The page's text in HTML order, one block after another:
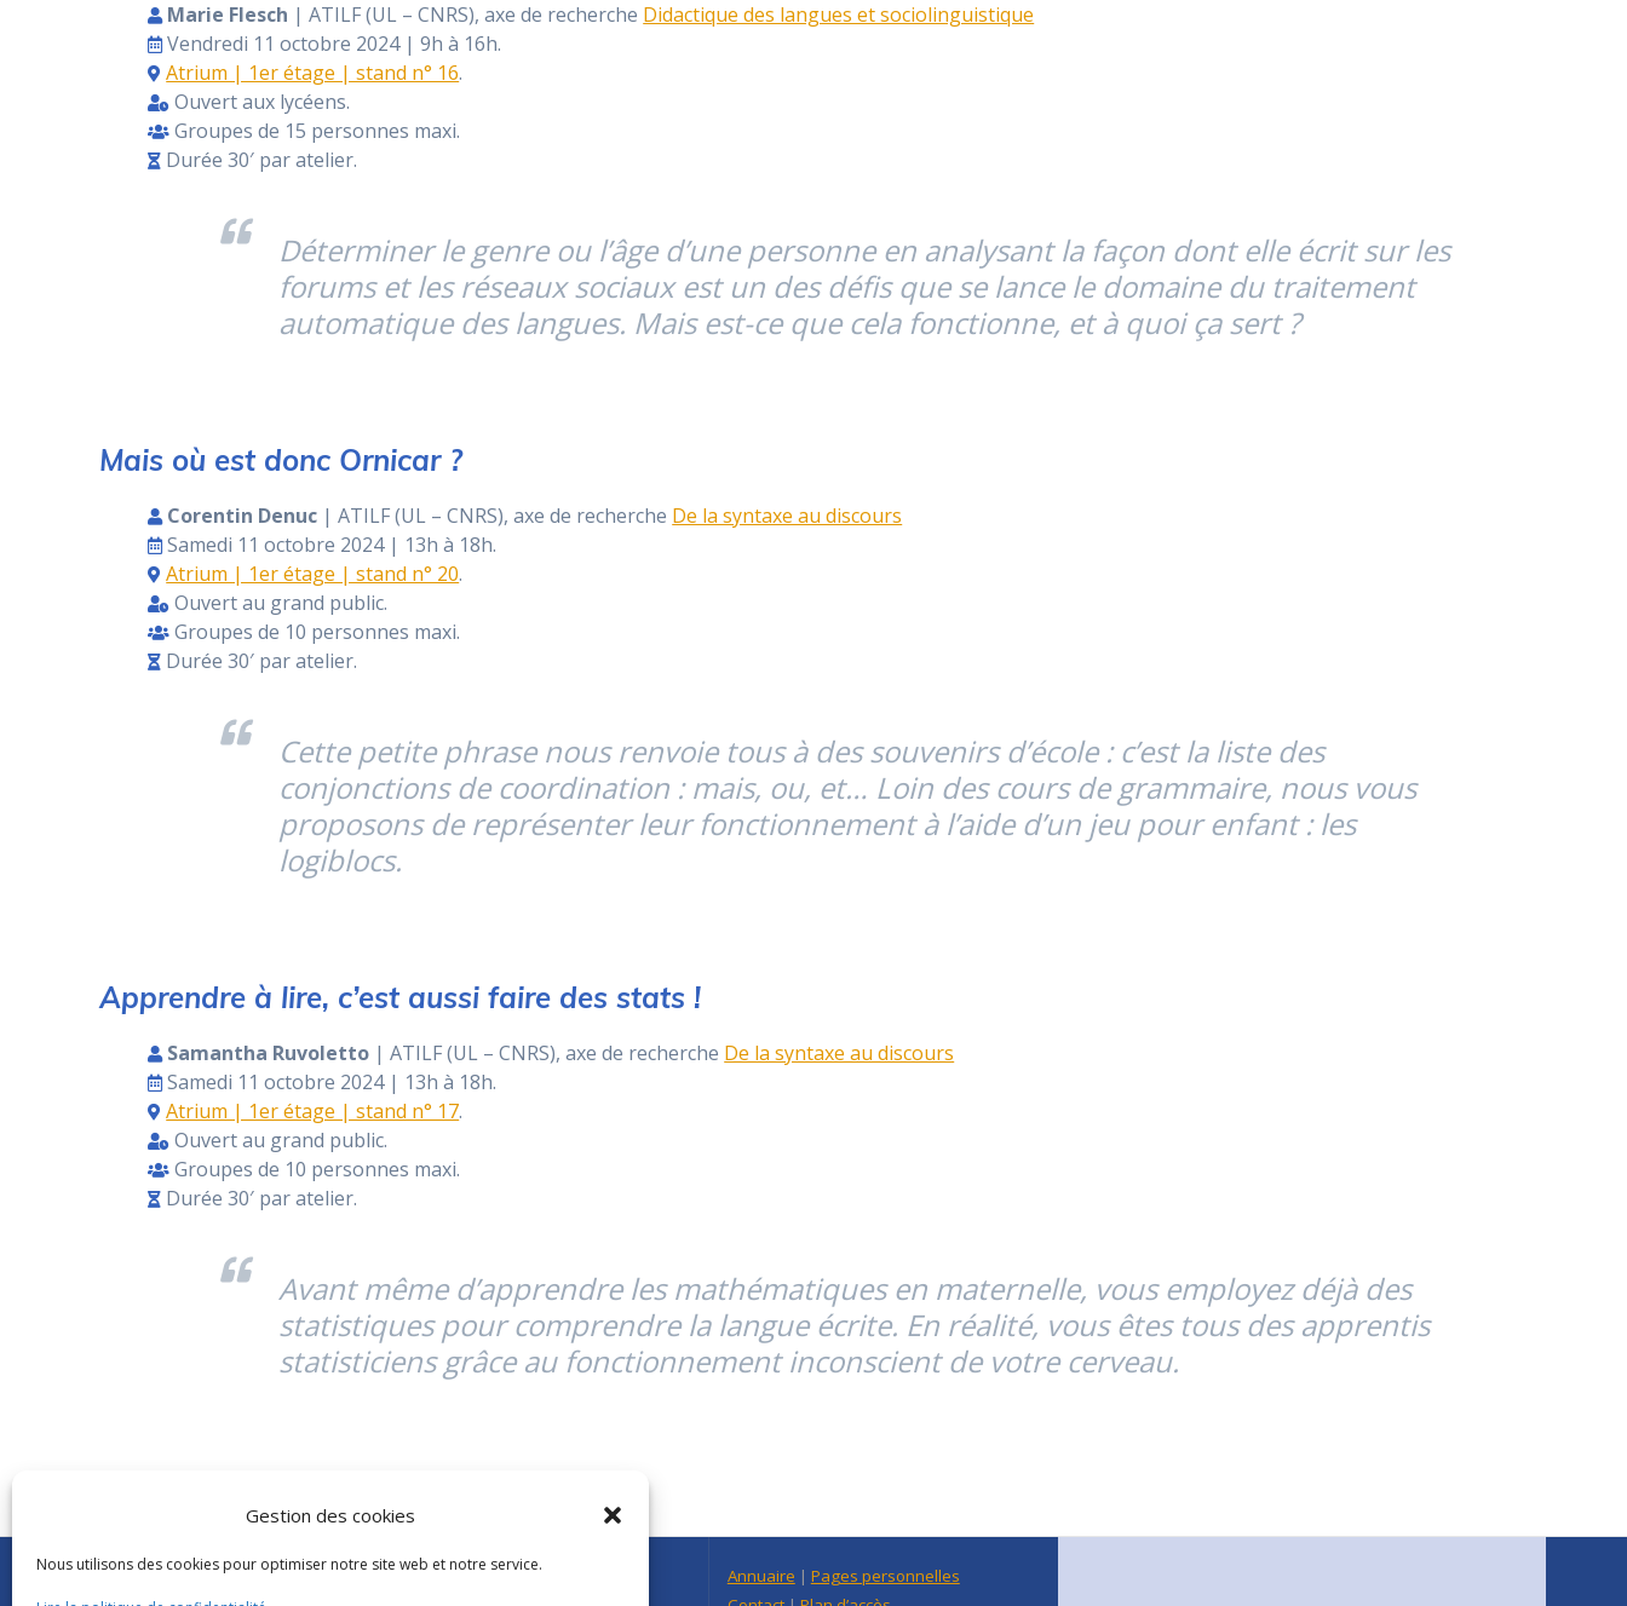
Gestion des cookies
Nous utilisons des cookies pour optimiser notre site web et notre service.
Marie Flesch | ATILF (UL – CNRS), axe de recherche Didactique des langues et sociolinguistique
Vendredi 11 octobre 2024 | 9h à 16h.
Atrium | 1er étage | stand n° 16.
Ouvert aux lycéens.
Groupes de 15 personnes maxi.
Durée 30′ par atelier.
Déterminer le genre ou l’âge d’une personne en analysant la façon dont elle écrit sur les
forums et les réseaux sociaux est un des défis que se lance le domaine du traitement
automatique des langues. Mais est-ce que cela fonctionne, et à quoi ça sert ?
Mais où est donc Ornicar ?
Corentin Denuc | ATILF (UL – CNRS), axe de recherche De la syntaxe au discours
Samedi 11 octobre 2024 | 13h à 18h.
Atrium | 1er étage | stand n° 20.
Ouvert au grand public.
Groupes de 10 personnes maxi.
Durée 30′ par atelier.
Cette petite phrase nous renvoie tous à des souvenirs d’école : c’est la liste des
conjonctions de coordination : mais, ou, et… Loin des cours de grammaire, nous vous
proposons de représenter leur fonctionnement à l’aide d’un jeu pour enfant : les
logiblocs.
Apprendre à lire, c’est aussi faire des stats !
Samantha Ruvoletto | ATILF (UL – CNRS), axe de recherche De la syntaxe au discours
Samedi 11 octobre 2024 | 13h à 18h.
Atrium | 1er étage | stand n° 17.
Ouvert au grand public.
Groupes de 10 personnes maxi.
Durée 30′ par atelier.
Avant même d’apprendre les mathématiques en maternelle, vous employez déjà des
statistiques pour comprendre la langue écrite. En réalité, vous êtes tous des apprentis
statisticiens grâce au fonctionnement inconscient de votre cerveau.
Abonnements Frantext
CNRS|Délégation Centre Est
Annuaire | Pages personnelles